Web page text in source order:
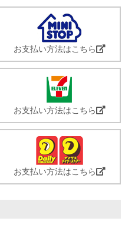
お支払い方法はこちら
お支払い方法はこちら
お支払い方法はこちら